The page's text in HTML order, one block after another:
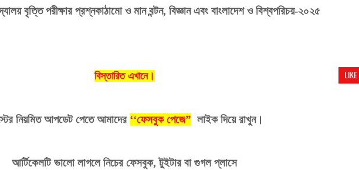
বৃত্তি পরীক্ষার প্রশ্নকাঠামো ও মান বন্টন, বিজ্ঞান এবং বাংলাদেশ ও বিশ্বপরিচয়-২০২৫
বিস্তারিত এখানে।
নিয়মিত আপডেট পেতে আমাদের ‘‘ফেসবুক পেজে” লাইক দিয়ে রাখুন।
আর্টিকেলটি ভালো লাগলে নিচের ফেসবুক,টুইটার বা গুগল প্লাসে